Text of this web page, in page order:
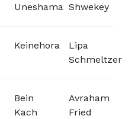
Uneshama Shwekey
Keinehora
Lipa
Schmeltzer
Bein
Kach
Avraham
Fried